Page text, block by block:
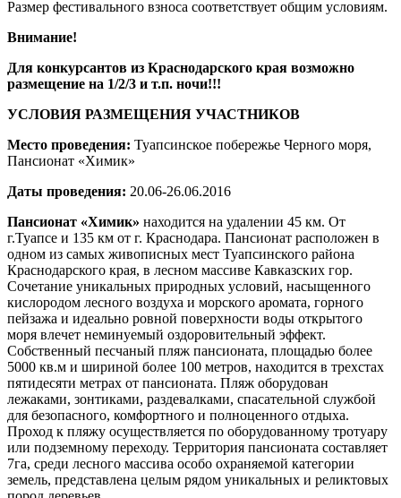
Размер фестивального взноса соответствует общим условиям.
Внимание!
Для конкурсантов из Краснодарского края возможно
размещение на 1/2/3 и т.п. ночи!!!
УСЛОВИЯ РАЗМЕЩЕНИЯ УЧАСТНИКОВ
Место проведения: Туапсинское побережье Черного моря,
Пансионат «Химик»
Даты проведения: 20.06-26.06.2016
Пансионат «Химик» находится на удалении 45 км. От
г.Туапсе и 135 км от г. Краснодара. Пансионат расположен в
одном из самых живописных мест Туапсинского района
Краснодарского края, в лесном массиве Кавказских гор.
Сочетание уникальных природных условий, насыщенного
кислородом лесного воздуха и морского аромата, горного
пейзажа и идеально ровной поверхности воды открытого
моря влечет неминуемый оздоровительный эффект.
Собственный песчаный пляж пансионата, площадью более
5000 кв.м и шириной более 100 метров, находится в трехстах
пятидесяти метрах от пансионата. Пляж оборудован
лежаками, зонтиками, раздевалками, спасательной службой
для безопасного, комфортного и полноценного отдыха.
Проход к пляжу осуществляется по оборудованному тротуару
или подземному переходу. Территория пансионата составляет
7га, среди лесного массива особо охраняемой категории
земель, представлена целым рядом уникальных и реликтовых